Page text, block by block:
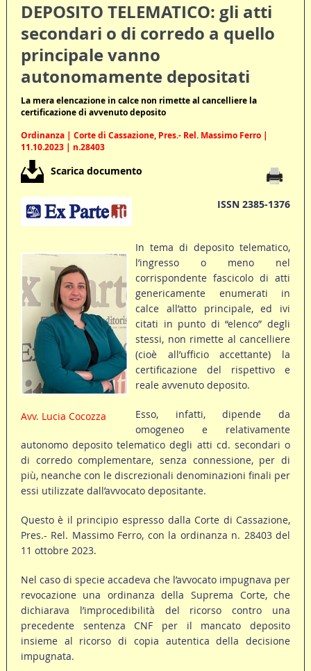
DEPOSITO TELEMATICO: gli atti
secondari o di corredo a quello
principale vanno
autonomamente depositati
La mera elencazione in calce non rimette al cancelliere la
certificazione di avvenuto deposito
Ordinanza | Corte di Cassazione, Pres.- Rel. Massimo Ferro |
11.10.2023 | n.28403
Scarica documento
ISSN 2385-1376
Avv. Lucia Cocozza
In tema di deposito telematico,
l’ingresso o meno nel
corrispondente fascicolo di atti
genericamente enumerati in
calce all’atto principale, ed ivi
citati in punto di “elenco” degli
stessi, non rimette al cancelliere
(cioè all’ufficio accettante) la
certificazione del rispettivo e
reale avvenuto deposito.
Esso, infatti, dipende da
omogeneo e relativamente
autonomo deposito telematico degli atti cd. secondari o
di corredo complementare, senza connessione, per di
più, neanche con le discrezionali denominazioni finali per
essi utilizzate dall’avvocato depositante.
Questo è il principio espresso dalla Corte di Cassazione,
Pres.- Rel. Massimo Ferro, con la ordinanza n. 28403 del
11 ottobre 2023.
Nel caso di specie accadeva che l’avvocato impugnava per
revocazione una ordinanza della Suprema Corte, che
dichiarava l’improcedibilità del ricorso contro una
precedente sentenza CNF per il mancato deposito
insieme al ricorso di copia autentica della decisione
impugnata.